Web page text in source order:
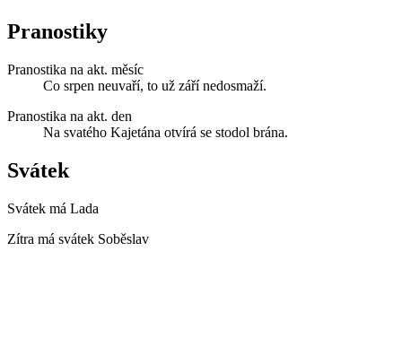
Pranostiky
Pranostika na akt. měsíc
Co srpen neuvaří, to už září nedosmaží.
Pranostika na akt. den
Na svatého Kajetána otvírá se stodol brána.
Svátek
Svátek má Lada
Zítra má svátek Soběslav